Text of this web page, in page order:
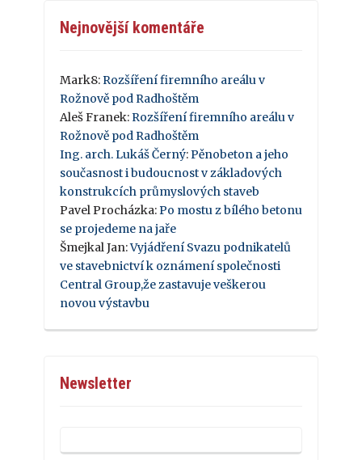
Nejnovější komentáře
Mark8:Rozšíření firemního areálu v
Rožnově pod Radhoštěm
Aleš Franek:Rozšíření firemního areálu v
Rožnově pod Radhoštěm
Ing. arch. Lukáš Černý:Pěnobeton a jeho
současnost i budoucnost v základových
konstrukcích průmyslových staveb
Pavel Procházka:Po mostu z bílého betonu
se projedeme na jaře
Šmejkal Jan:Vyjádření Svazu podnikatelů
ve stavebnictví k oznámení společnosti
Central Group,že zastavuje veškerou
novou výstavbu
Newsletter